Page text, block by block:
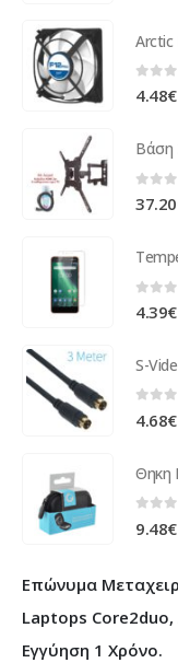
Arctic
0out
4.48€
0 out
37.20
4.39€
S-
4.68€
Θηκη
9.48€
Επώνυμα
Laptops
Εγγύηση 1 Χρόνο.